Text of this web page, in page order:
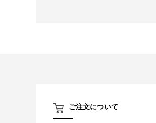
ご注文について